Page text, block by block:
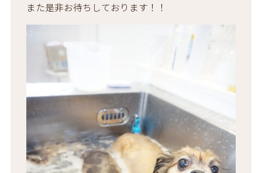
また是非お待ちしております！！